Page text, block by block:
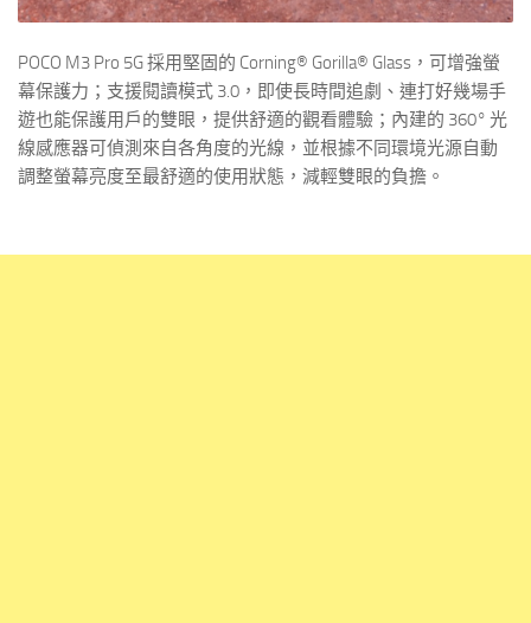
POCO M3 Pro 5G 採用堅固的 Corning® Gorilla® Glass，可增強螢
幕保護力；支援閱讀模式 3.0，即使長時間追劇、連打好幾場手
遊也能保護用戶的雙眼，提供舒適的觀看體驗；內建的 360° 光
線感應器可偵測來自各角度的光線，並根據不同環境光源自動
調整螢幕亮度至最舒適的使用狀態，減輕雙眼的負擔。